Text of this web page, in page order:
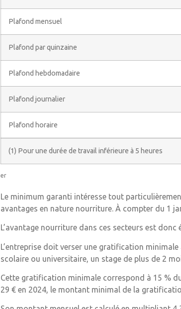
Plafond mensuel
Plafond par quinzaine
Plafond hebdomadaire
Plafond journalier
Plafond horaire
(1) Pour une durée de travail inférieure à 5 heures
er
Le minimum garanti intéresse tout
avantages en nature nourriture. À compter du 1
L’avantage nourriture dans ces secteurs est
L’entreprise doit verser une gratification
scolaire ou universitaire, un stage de plus de 2
Cette gratification minimale correspond à 15 %
29 € en 2024, le montant minimal de la